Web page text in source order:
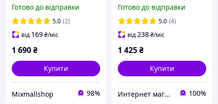
Підсвіткою і музикою для
малюків від 1 року
Готово до відправки
5.0 (2)
від 169₴/міс
1 690₴
Купити
Mixmallshop 98%
колір
Готово до відправки
5.0 (4)
від238₴/міс
1 425₴
Купити
Интернет магазин "Zabawki" 100%